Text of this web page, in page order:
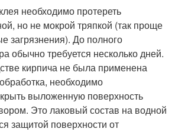
необходимо протереть
но не мокрой тряпкой (так проще
загрязнения). До полного
обычно требуется несколько дней.
кирпича не была применена
необходимо
выложенную поверхность
Это лаковый состав на водной
защитой поверхности от